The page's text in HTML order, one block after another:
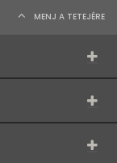
MENJ A TETEJÉRE